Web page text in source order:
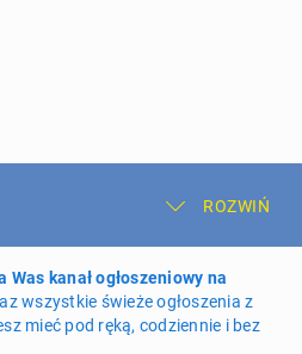
ROZWIŃ
Moje ogłoszenia
i cennik ogłoszeń
kanał ogłoszeniowy na
wszystkie świeże ogłoszenia z
mieć pod ręką, codziennie i bez